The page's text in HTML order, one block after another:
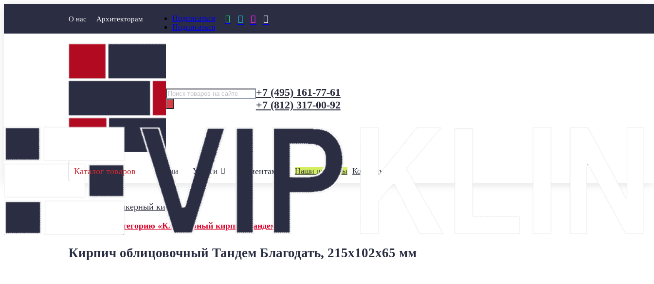
О нас Архитекторам
Подписаться
Подписаться
   
Поиск
товаров
+7 (495) 161-77-61
+7 (812) 317-00-92
Каталог товаров Акции Услуги Клиентам Наши шоурумы Контакты
Клинкерный кирпич/
← Назад в категорию «Клинкерный кирпич Тандем»
Кирпич облицовочный Тандем Благодать, 215x102x65 мм